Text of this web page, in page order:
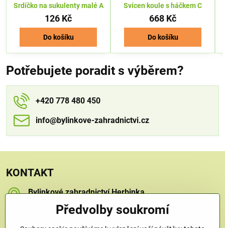
Srdíčko na sukulenty malé A
126 Kč
Do košíku
Svícen koule s háčkem C
668 Kč
Do košíku
Potřebujete poradit s výběrem?
+420 778 480 450
info​​@bylinkove-zahradnictvi​​.cz
KONTAKT
Bylinkové zahradnictví Herbinka
Na Křečku 346Předvolby soukromí